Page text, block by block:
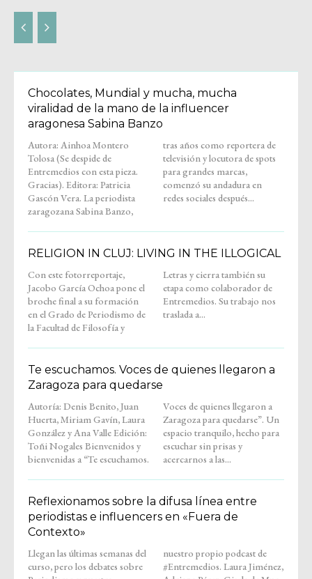
Chocolates, Mundial y mucha, mucha
viralidad de la mano de la influencer
aragonesa Sabina Banzo
Autora: Ainhoa Montero
Tolosa (Se despide de
Entremedios con esta pieza.
Gracias). Editora: Patricia
Gascón Vera. La periodista
zaragozana Sabina Banzo,
tras años como reportera de
televisión y locutora de spots
para grandes marcas,
comenzó su andadura en
redes sociales después...
RELIGION IN CLUJ: LIVING IN THE ILLOGICAL
Con este fotorreportaje,
Jacobo García Ochoa pone el
broche final a su formación
en el Grado de Periodismo de
la Facultad de Filosofía y
Letras y cierra también su
etapa como colaborador de
Entremedios. Su trabajo nos
traslada a...
Te escuchamos. Voces de quienes llegaron a
Zaragoza para quedarse
Autoría: Denis Benito, Juan
Huerta, Miriam Gavín, Laura
González y Ana Valle Edición:
Toñi Nogales Bienvenidos y
bienvenidas a “Te escuchamos.
Voces de quienes llegaron a
Zaragoza para quedarse”. Un
espacio tranquilo, hecho para
escuchar sin prisas y
acercarnos a las...
Reflexionamos sobre la difusa línea entre
periodistas e influencers en «Fuera de
Contexto»
Llegan las últimas semanas del
curso, pero los debates sobre
nuestro propio podcast de
#Entremedios. Laura Jiménez,